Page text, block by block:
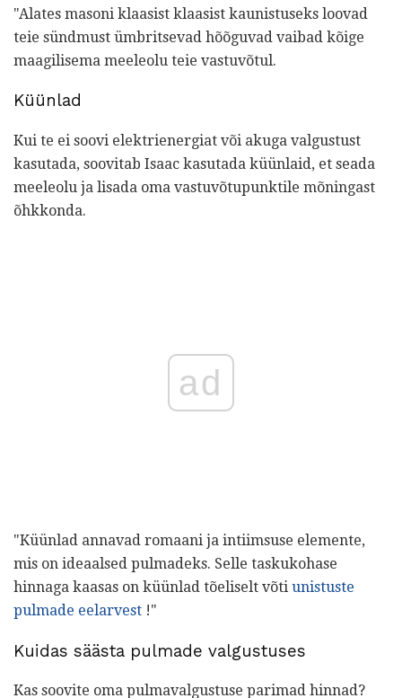
"Alates masoni klaasist klaasist kaunistuseks loovad
teie sündmust ümbritsevad hõõguvad vaibad kõige
maagilisema meeleolu teie vastuvõtul.
Küünlad
Kui te ei soovi elektrienergiat või akuga valgustust
kasutada, soovitab Isaac kasutada küünlaid, et seada
meeleolu ja lisada oma vastuvõtupunktile mõningast
õhkkonda.
ad
"Küünlad annavad romaani ja intiimsuse elemente,
mis on ideaalsed pulmadeks. Selle taskukohase
hinnaga kaasas on küünlad tõeliselt võti unistuste
pulmade eelarvest !"
Kuidas säästa pulmade valgustuses
Kas soovite oma pulmavalgustuse parimad hinnad?